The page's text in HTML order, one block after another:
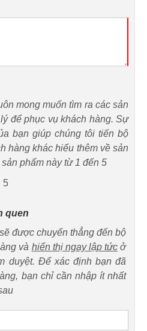
mong muốn tìm ra các sản
để phục vụ khách hàng. Sự
bạn giúp chúng tôi tiến bộ
hàng khác hiểu thêm về sản
phẩm này từ 1 đến 5
5
quen
được chuyển thẳng đến bộ
và hiển thị ngay lập tứcở
duyệt. Để xác định bạn đã
bạn chỉ cần nhập ít nhất